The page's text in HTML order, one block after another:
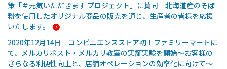
策「＃元気いただきます プロジェクト」に賛同 北海道産のそば
粉を使用したオリジナル商品の販売を通じ、生産者の皆様を応援
いたします。
2020年12月14日 コンビニエンスストア初！ファミリーマートに
て、メルカリポスト・メルカリ教室の実証実験を開始～お客様の
さらなる利便性向上と、店舗オペレーションの効率化に向けて～